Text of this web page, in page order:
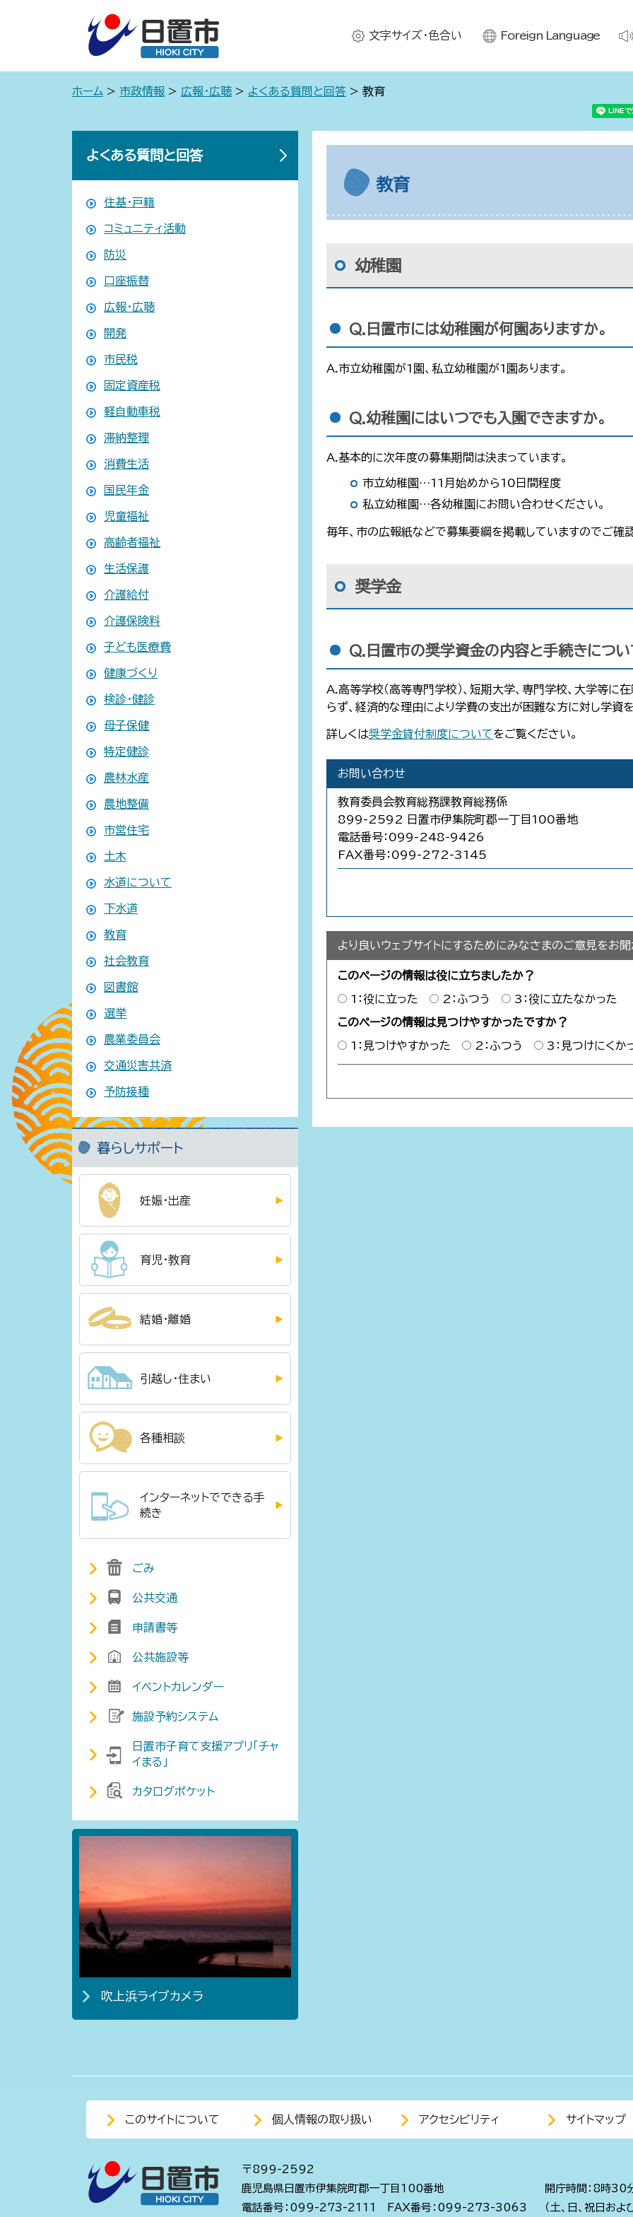
文字サイズ・色合い Foreign Language
ホーム > 市政情報 > 広報・広聴 > よくある質問と回答 > 教育
よくある質問と回答
住基・戸籍
コミュニティ活動
防災
口座振替
広報・広聴
開発
市民税
固定資産税
軽自動車税
滞納整理
消費生活
国民年金
児童福祉
高齢者福祉
生活保護
介護給付
介護保険料
子ども医療費
健康づくり
検診・健診
母子保健
特定健診
農林水産
農地整備
市営住宅
土木
水道について
下水道
教育
社会教育
図書館
選挙
農業委員会
交通災害共済
予防接種
暮らしサポート
妊娠・出産
育児・教育
結婚・離婚
引越し・住まい
各種相談
インターネットでできる手
続き
ごみ
公共交通
申請書等
公共施設等
イベントカレンダー
施設予約システム
日置市子育て支援アプリ「チャ
イまる」
カタログポケット
吹上浜ライブカメラ
教育
幼稚園
Q.日置市には幼稚園が何園ありますか。
A.市立幼稚園が1園、私立幼稚園が1園あります。
Q.幼稚園にはいつでも入園できますか。
A.基本的に次年度の募集期間は決まっています。
市立幼稚園…11月始めから10日間程度
私立幼稚園…各幼稚園にお問い合わせください。
毎年、市の広報紙などで募集要綱を掲載していますのでご確
奨学金
Q.日置市の奨学資金の内容と手続きについ
A.高等学校（高等専門学校）、短期大学、専門学校、大学等に
らず、経済的な理由により学費の支出が困難な方に対し学資
詳しくは奨学金貸付制度についてをご覧ください。
お問い合わせ
教育委員会教育総務課教育総務係
899-2592 日置市伊集院町郡一丁目100番地
電話番号：099-248-9426
FAX番号：099-272-3145
より良いウェブサイトにするためにみなさまのご意見をお
このページの情報は役に立ちましたか？
1：役に立った 2：ふつう 3：役に立たなかった
このページの情報は見つけやすかったですか？
1：見つけやすかった 2：ふつう 3：見つけにくか
このサイトについて 個人情報の取り扱い アクセシビリティ サイトマップ
〒899-2592
鹿児島県日置市伊集院町郡一丁目100番地
電話番号：099-273-2111
FAX番号：099-273-3063
開庁時間：8時
（土、日、祝日お